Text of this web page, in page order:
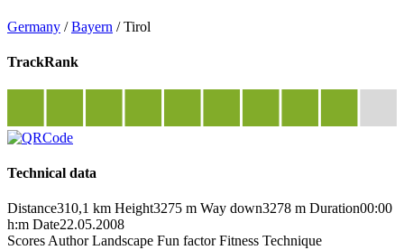
Germany /Bayern /Tirol
TrackRank
Technical data
Distance310,1 km Height3275 m Way down3278 m Duration00:00
h:m Date22.05.2008
Scores Author Landscape Fun factor Fitness Technique